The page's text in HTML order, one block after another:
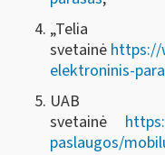
„Telia
svetainė https://
elektroninis-
UAB
svetainė
paslaugos/